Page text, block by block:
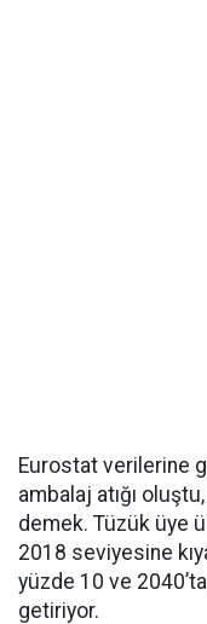
Eurostat verilerine
ambalaj atığı
demek. Tüzük üye
2018 seviyesine
yüzde 10 ve
getiriyor.